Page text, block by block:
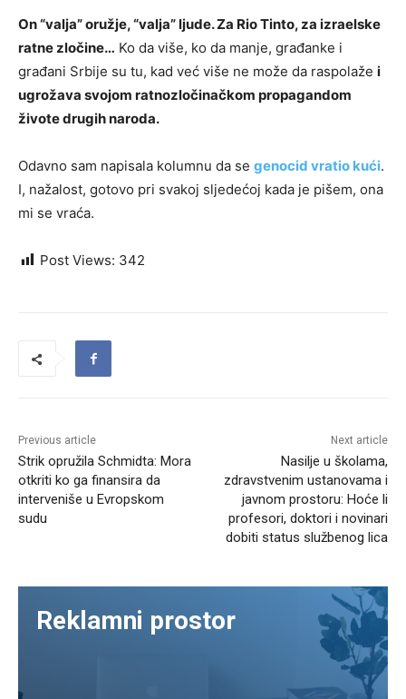
On “valja” oružje, “valja” ljude. Za Rio Tinto, za izraelske
ratne zločine… Ko da više, ko da manje, građanke i
građani Srbije su tu, kad već više ne može da raspolaže i
ugrožava svojom ratnozločinačkom propagandom
živote drugih naroda.
Odavno sam napisala kolumnu da se genocid vratio kući.
I, nažalost, gotovo pri svakoj sljedećoj kada je pišem, ona
mi se vraća.
Post Views: 342
Previous article
Strik opružila Schmidta: Mora
otkriti ko ga finansira da
interveniše u Evropskom
sudu
Next article
Nasilje u školama,
zdravstvenim ustanovama i
javnom prostoru: Hoće li
profesori, doktori i novinari
dobiti status službenog lica
Reklamni prostor